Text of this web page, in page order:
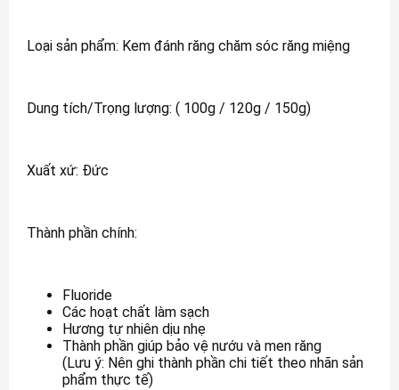
Loại sản phẩm: Kem đánh răng chăm sóc răng miệng
Dung tích/Trọng lượng: ( 100g / 120g / 150g)
Xuất xứ: Đức
Thành phần chính:
Fluoride
Các hoạt chất làm sạch
Hương tự nhiên dịu nhẹ
Thành phần giúp bảo vệ nướu và men răng
(Lưu ý: Nên ghi thành phần chi tiết theo nhãn sản
phẩm thực tế)